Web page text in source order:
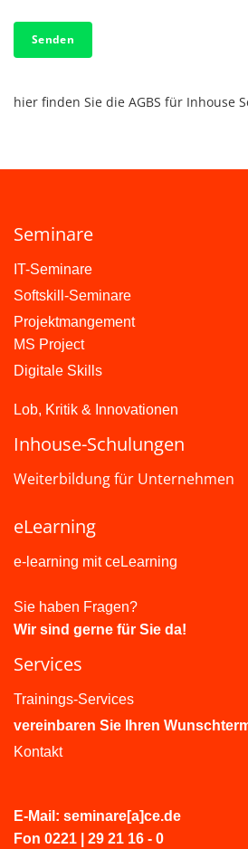
Senden
hier finden Sie die AGBS für Inhouse
Seminare
IT-Seminare
Softskill-Seminare
Projektmangement
MS Project
Digitale Skills
Lob, Kritik & Innovationen
Inhouse-Schulungen
Weiterbildung für Unternehmen
eLearning
e-learning mit ceLearning
Sie haben Fragen?
Wir sind gerne für Sie da!
Services
Trainings-Services
vereinbaren Sie Ihren
Kontakt
E-Mail: seminare[a]ce.de
Fon 0221 | 29 21 16 - 0